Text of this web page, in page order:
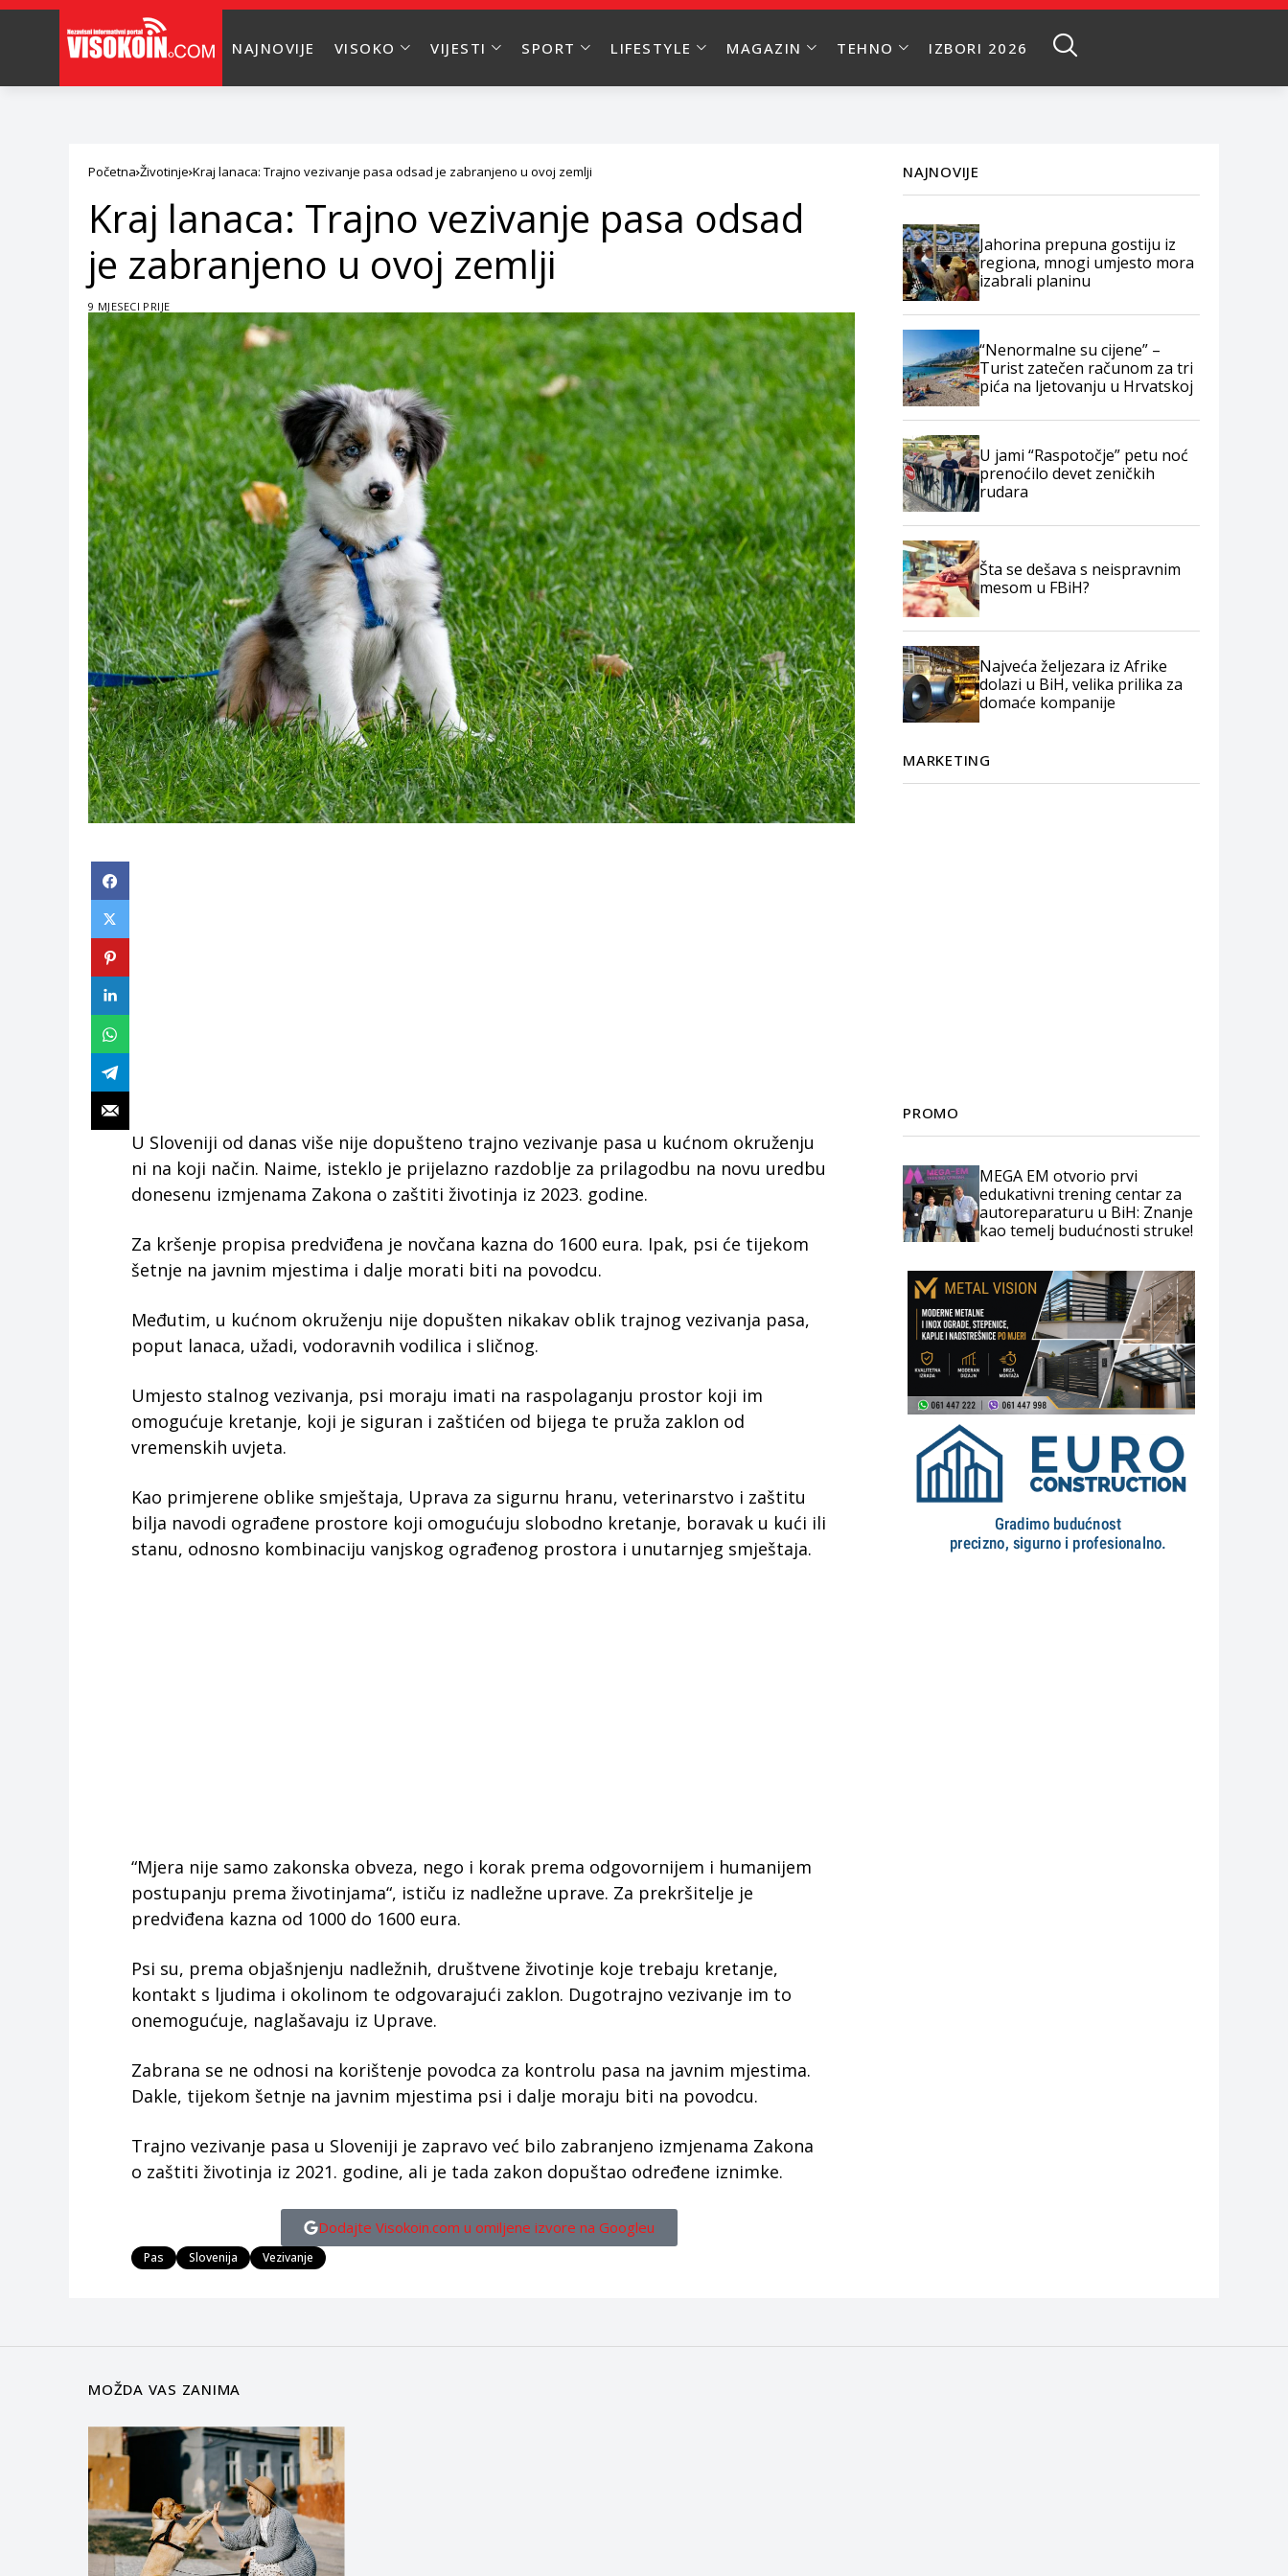
NAJNOVIJE VISOKO VIJESTI SPORT LIFESTYLE MAGAZIN TEHNO IZBORI 2026
Početna Životinje Kraj lanaca: Trajno vezivanje pasa odsad je zabranjeno u ovoj zemlji
Kraj lanaca: Trajno vezivanje pasa odsad
je zabranjeno u ovoj zemlji
9 MJESECI PRIJE
U Sloveniji od danas više nije dopušteno trajno vezivanje pasa u kućnom okruženju
ni na koji način. Naime, isteklo je prijelazno razdoblje za prilagodbu na novu uredbu
donesenu izmjenama Zakona o zaštiti životinja iz 2023. godine.
Za kršenje propisa predviđena je novčana kazna do 1600 eura. Ipak, psi će tijekom
šetnje na javnim mjestima i dalje morati biti na povodcu.
Međutim, u kućnom okruženju nije dopušten nikakav oblik trajnog vezivanja pasa,
poput lanaca, užadi, vodoravnih vodilica i sličnog.
Umjesto stalnog vezivanja, psi moraju imati na raspolaganju prostor koji im
omogućuje kretanje, koji je siguran i zaštićen od bijega te pruža zaklon od
vremenskih uvjeta.
Kao primjerene oblike smještaja, Uprava za sigurnu hranu, veterinarstvo i zaštitu
bilja navodi ograđene prostore koji omogućuju slobodno kretanje, boravak u kući ili
stanu, odnosno kombinaciju vanjskog ograđenog prostora i unutarnjeg smještaja.
“Mjera nije samo zakonska obveza, nego i korak prema odgovornijem i humanijem
postupanju prema životinjama“, ističu iz nadležne uprave. Za prekršitelje je
predviđena kazna od 1000 do 1600 eura.
Psi su, prema objašnjenju nadležnih, društvene životinje koje trebaju kretanje,
kontakt s ljudima i okolinom te odgovarajući zaklon. Dugotrajno vezivanje im to
onemogućuje, naglašavaju iz Uprave.
Zabrana se ne odnosi na korištenje povodca za kontrolu pasa na javnim mjestima.
Dakle, tijekom šetnje na javnim mjestima psi i dalje moraju biti na povodcu.
Trajno vezivanje pasa u Sloveniji je zapravo već bilo zabranjeno izmjenama Zakona
o zaštiti životinja iz 2021. godine, ali je tada zakon dopuštao određene iznimke.
Dodajte Visokoin.com u omiljene izvore na Googleu
Pas Slovenija Vezivanje
NAJNOVIJE
Jahorina prepuna gostiju iz
regiona, mnogi umjesto mora
izabrali planinu
“Nenormalne su cijene” –
Turist zatečen računom za tri
pića na ljetovanju u Hrvatskoj
U jami “Raspotočje” petu noć
prenoćilo devet zeničkih
rudara
Šta se dešava s neispravnim
mesom u FBiH?
Najveća željezara iz Afrike
dolazi u BiH, velika prilika za
domaće kompanije
MARKETING
PROMO
MEGA EM otvorio prvi
edukativni trening centar za
autoreparaturu u BiH: Znanje
kao temelj budućnosti struke!
MOŽDA VAS ZANIMA